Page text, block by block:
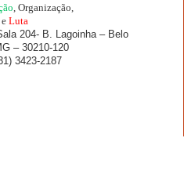
, Organização,
Luta
204- B. Lagoinha – Belo
– 30210-120
3423-2187